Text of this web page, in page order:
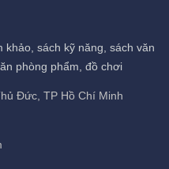
khảo, sách kỹ năng, sách văn
phòng phẩm, đồ chơi
Đức, TP Hồ Chí Minh